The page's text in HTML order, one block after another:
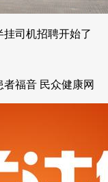
挂司机招聘开始了
福音 民众健康网